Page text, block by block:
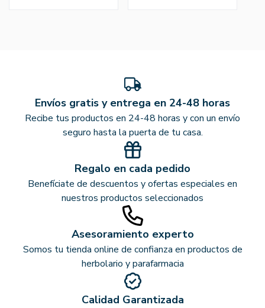
Envíos gratis y entrega en 24-48 horas
Recibe tus productos en 24-48 horas y con un envío
seguro hasta la puerta de tu casa.
Regalo en cada pedido
Benefíciate de descuentos y ofertas especiales en
nuestros productos seleccionados
Asesoramiento experto
Somos tu tienda online de confianza en productos de
herbolario y parafarmacia
Calidad Garantizada